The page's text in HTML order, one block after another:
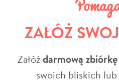
ZAŁÓŻ
Załóżdarmową zbiórkę
swoich bliskich